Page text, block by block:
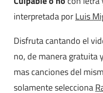
interpretada porLuis
Disfruta cantando el
no, de manera gratuita
mas canciones del
solamente selecciona